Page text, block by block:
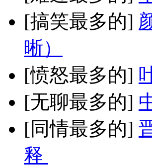
[搞笑最多的]
晰）
[愤怒最多的]
[无聊最多的]
[同情最多的]
释